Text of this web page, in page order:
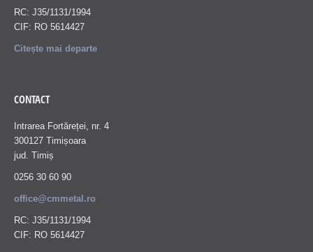
RC: J35/1131/1994
CIF: RO 5614427
Citește mai departe
CONTACT
Intrarea Fortăreței, nr. 4
300127 Timișoara
jud. Timiș
0256 30 60 90
office@cmmetal.ro
RC: J35/1131/1994
CIF: RO 5614427